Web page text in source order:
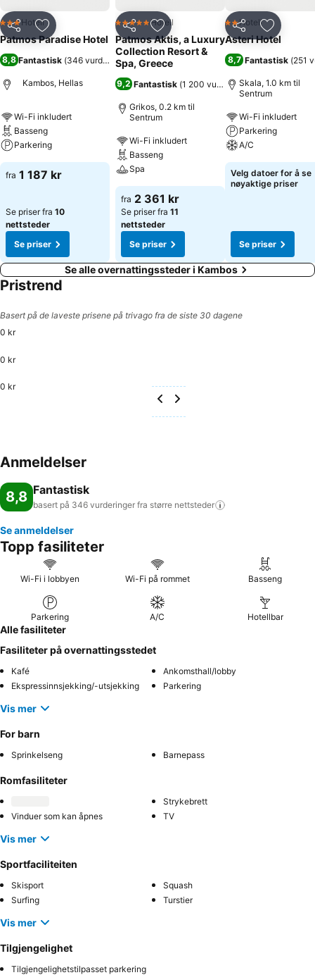
Del Legg til i favoritter
3 Stjerner
Hotell
Patmos Paradise Hotel
8,8 Fantastisk (346 vurderinger)
Kambos, Hellas
Wi-Fi inkludert
Basseng
Parkering
fra 1 187 kr
Se priser fra 10
nettsteder
Se priser
Del Legg til i favoritter
5 StjernerHotell
Patmos Aktis, a Luxury
Collection Resort &
Spa, Greece
9,2 Fantastisk (1 200 vurderinger)
Grikos, 0.2 km til
Sentrum
Wi-Fi inkludert
Basseng
Spa
fra 2 361 kr
Se priser fra 11
nettsteder
Se priser
Del Legg til
2 Stjerner
Hotell
Asteri Hotel
8,7 Fantastisk (251
Skala, 1.0 km til
Sentrum
Wi-Fi inkludert
Parkering
A/C
Velg datoer for å se
nøyaktige priser
Se priser
Se alle overnattingssteder i Kambos
Pristrend
Basert på de laveste prisene på trivago fra de siste 30 dagene
0 kr
0 kr
0 kr
Anmeldelser
8,8 Fantastisk
basert på 346 vurderinger fra større nettsteder
Se anmeldelser
Topp fasiliteter
Wi-Fi i lobbyen Wi-Fi på rommet Basseng
Parkering A/C Hotellbar
Alle fasiliteter
Fasiliteter på overnattingsstedet
Kafé
Ankomsthall/lobby
Ekspressinnsjekking/-utsjekking
Parkering
Vis mer
For barn
Sprinkelseng Barnepass
Romfasiliteter
Strykebrett
Vinduer som kan åpnes
TV
Vis mer
Sportfaciliteiten
Skisport
Squash
Surfing
Turstier
Vis mer
Tilgjengelighet
Tilgjengelighetstilpasset parkering